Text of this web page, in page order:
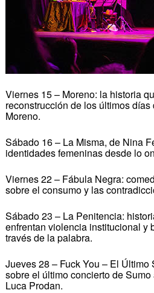
Viernes 15 – Moreno: la historia
reconstrucción de los últimos
Moreno.
Sábado 16 – La Misma, de Nina
identidades femeninas desde lo
Viernes 22 – Fábula Negra:
sobre el consumo y las
Sábado 23 – La Penitencia:
enfrentan violencia institucional y
través de la palabra.
Jueves 28 – Fuck You – El Último
sobre el último concierto de
Luca Prodan.